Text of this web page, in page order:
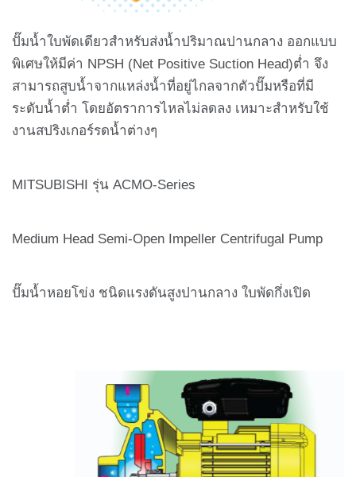
ปั๊มน้ำใบพัดเดียวสำหรับส่งน้ำปริมาณปานกลาง ออกแบบ
พิเศษให้มีค่า NPSH (Net Positive Suction Head)ต่ำ จึง
สามารถสูบน้ำจากแหล่งน้ำที่อยู่ไกลจากตัวปั๊มหรือที่มี
ระดับน้ำต่ำ โดยอัตราการไหลไม่ลดลง เหมาะสำหรับใช้
งานสปริงเกอร์รดน้ำต่างๆ
MITSUBISHI รุ่น ACMO-Series
Medium Head Semi-Open Impeller Centrifugal Pump
ปั๊มน้ำหอยโข่ง ชนิดแรงดันสูงปานกลาง ใบพัดกึ่งเปิด